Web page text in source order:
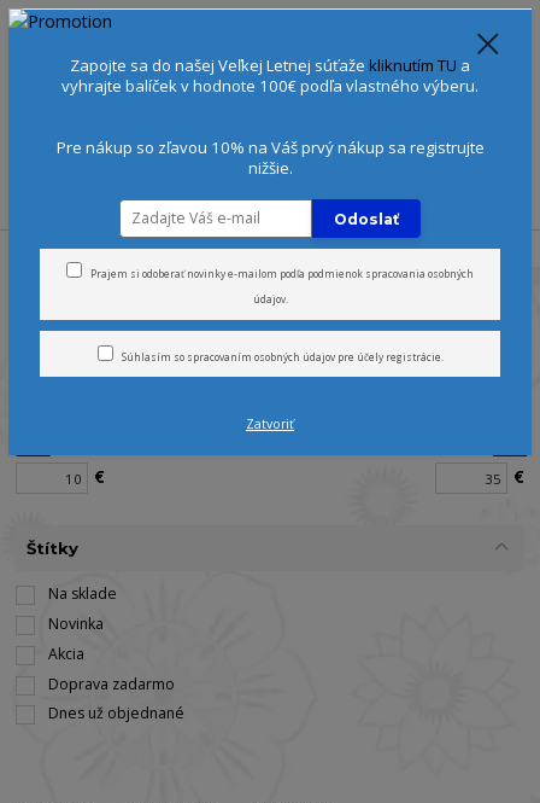
EUR
+421 905 378 103 (Po-Ne, 9-21 hod.)
Úvod Edície Ružový grapefruit (Pink Grapefruit)
Pink Grapefruit
€ €
Štítky
Na sklade
Novinka
Akcia
Doprava zadarmo
Dnes už objednané
Zapojte sa do našej Veľkej Letnej súťaže kliknutím TU a
vyhrajte balíček v hodnote 100€ podľa vlastného výberu.
Pre nákup so zľavou 10% na Váš prvý nákup sa registrujte
nižšie.
Odoslať
Prajem si odoberať novinky e-mailom podľa podmienok spracovania osobných
údajov.
Súhlasím so spracovaním osobných údajovpre účely registrácie.
Zatvoriť